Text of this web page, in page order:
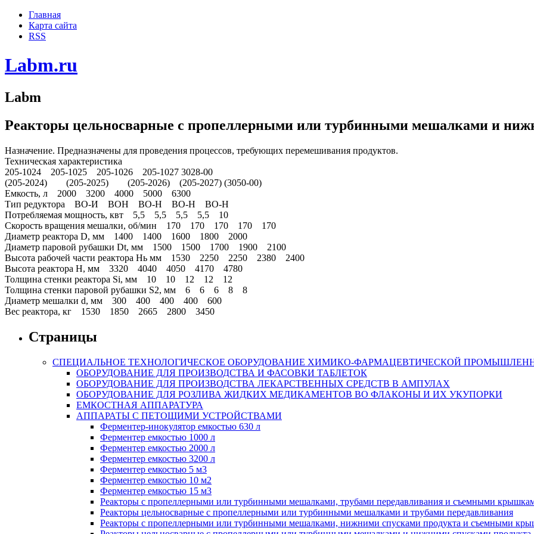
Главная
Карта сайта
RSS
Labm.ru
Labm
Реакторы цельносварные с пропеллерными или турбинными мешалками и
Назначение. Предназначены для проведения процессов, требующих перемешивания продуктов.
Техническая характеристика
205-1024 205-1025 205-1026 205-1027 3028-00
(205-2024) (205-2025) (205-2026) (205-2027) (3050-00)
Емкость, л 2000 3200 4000 5000 6300
Тип редуктора ВО-И ВОН ВО-Н ВО-Н ВО-Н
Потребляемая мощность, квт 5,5 5,5 5,5 5,5 10
Скорость вращения мешалки, об/мин 170 170 170 170 170
Диаметр реактора D, мм 1400 1400 1600 1800 2000
Диаметр паровой рубашки Dt, мм 1500 1500 1700 1900 2100
Высота рабочей части реактора Нь мм 1530 2250 2250 2380 2400
Высота реактора Н, мм 3320 4040 4050 4170 4780
Толщина стенки реактора Si, мм 10 10 12 12 12
Толщина стенки паровой рубашки S2, мм 6 6 6 8 8
Диаметр мешалки d, мм 300 400 400 400 600
Вес реактора, кг 1530 1850 2665 2800 3450
Страницы
СПЕЦИАЛЬНОЕ ТЕХНОЛОГИЧЕСКОЕ ОБОРУДОВАНИЕ ХИМИКО-ФАРМАЦЕВТИЧЕСКОЙ
ОБОРУДОВАНИЕ ДЛЯ ПРОИЗВОДСТВА И ФАСОВКИ ТАБЛЕТОК
ОБОРУДОВАНИЕ ДЛЯ ПРОИЗВОДСТВА ЛЕКАРСТВЕННЫХ СРЕДСТВ В AMПУЛАХ
ОБОРУДОВАНИЕ ДЛЯ РОЗЛИВА ЖИДКИХ МЕДИКАМЕНТОВ ВО ФЛАКОНЫ И ИХ УКУПОРКИ
ЕМКОСТНАЯ АППАРАТУРА
АППАРАТЫ С ПЕТОЩИМИ УСТРОЙСТВАМИ
Ферментер-инокулятор емкостью 630 л
Ферментер емкостью 1000 л
Ферментер емкостью 2000 л
Ферментер емкостью 3200 л
Ферментер емкостью 5 м3
Ферментер емкостью 10 м2
Ферментер емкостью 15 м3
Реакторы с пропеллерными или турбинными мешалками, трубами передавливания и съемными
Реакторы цельносварные с пропеллерными или турбинными мешалками и трубами передавливания
Реакторы с пропеллерными или турбинными мешалками, нижними спусками продукта и съемными